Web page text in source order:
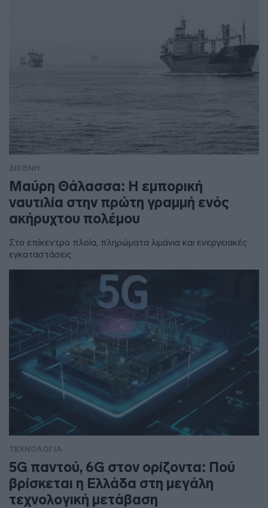
ΔΙΕΘΝΗ
Μαύρη Θάλασσα: Η εμπορική
ναυτιλία στην πρώτη γραμμή ενός
ακήρυχτου πολέμου
Στο επίκεντρο πλοία, πληρώματα λιμάνια και ενεργειακές
εγκαταστάσεις
ΤΕΧΝΟΛΟΓΙΑ
5G παντού, 6G στον ορίζοντα: Πού
βρίσκεται η Ελλάδα στη μεγάλη
τεχνολογική μετάβαση